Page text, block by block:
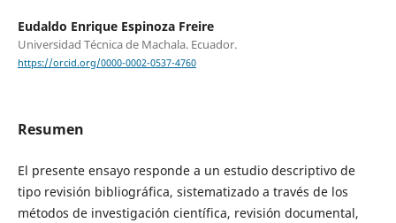
Eudaldo Enrique Espinoza Freire
Universidad Técnica de Machala. Ecuador.
https://orcid.org/0000-0002-0537-4760
Resumen
El presente ensayo responde a un estudio descriptivo de
tipo revisión bibliográfica, sistematizado a través de los
métodos de investigación científica, revisión documental,